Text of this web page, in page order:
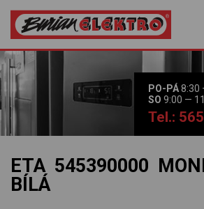
PO-PÁ8:30
SO 9:00 —
Tel.:
ETA 545390000
BÍLÁ